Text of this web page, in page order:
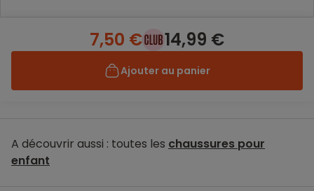
7,50 € 14,99 €
Ajouter au panier
A découvrir aussi : toutes les chaussures pour
enfant